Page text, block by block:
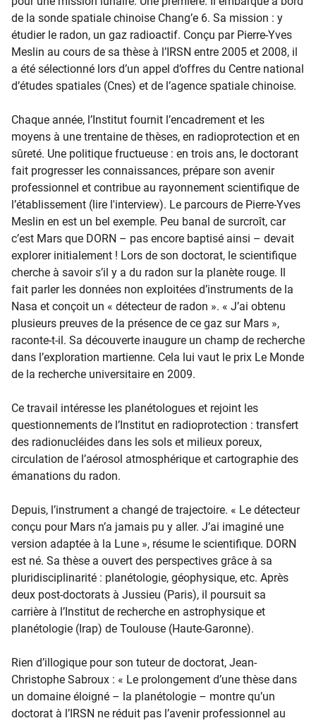
de la sonde spatiale chinoise Chang’e 6. Sa mission : y
étudier le radon, un gaz radioactif. Conçu par Pierre-Yves
Meslin au cours de sa thèse à l’IRSN entre 2005 et 2008, il
a été sélectionné lors d’un appel d’offres du Centre national
d’études spatiales (Cnes) et de l’agence spatiale chinoise.
Chaque année, l’Institut fournit l’encadrement et les
moyens à une trentaine de thèses, en radioprotection et en
sûreté. Une politique fructueuse : en trois ans, le doctorant
fait progresser les connaissances, prépare son avenir
professionnel et contribue au rayonnement scientifique de
l’établissement (lire l'interview). Le parcours de Pierre-Yves
Meslin en est un bel exemple. Peu banal de surcroît, car
c’est Mars que DORN – pas encore baptisé ainsi – devait
explorer initialement ! Lors de son doctorat, le scientifique
cherche à savoir s’il y a du radon sur la planète rouge. Il
fait parler les données non exploitées d’instruments de la
Nasa et conçoit un « détecteur de radon ». « J’ai obtenu
plusieurs preuves de la présence de ce gaz sur Mars »,
raconte-t-il. Sa découverte inaugure un champ de recherche
dans l’exploration martienne. Cela lui vaut le prix Le Monde
de la recherche universitaire en 2009.
Ce travail intéresse les planétologues et rejoint les
questionnements de l’Institut en radioprotection : transfert
des radionucléides dans les sols et milieux poreux,
circulation de l’aérosol atmosphérique et cartographie des
émanations du radon.
Depuis, l’instrument a changé de trajectoire. « Le détecteur
conçu pour Mars n’a jamais pu y aller. J’ai imaginé une
version adaptée à la Lune », résume le scientifique. DORN
est né. Sa thèse a ouvert des perspectives grâce à sa
pluridisciplinarité : planétologie, géophysique, etc. Après
deux post-doctorats à Jussieu (Paris), il poursuit sa
carrière à l’Institut de recherche en astrophysique et
planétologie (Irap) de Toulouse (Haute-Garonne).
Rien d’illogique pour son tuteur de doctorat, Jean-
Christophe Sabroux : « Le prolongement d’une thèse dans
un domaine éloigné – la planétologie – montre qu’un
doctorat à l’IRSN ne réduit pas l’avenir professionnel au